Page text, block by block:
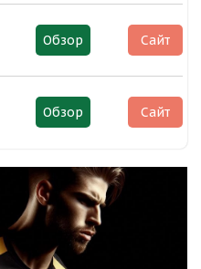
Обзор Сайт
Обзор Сайт